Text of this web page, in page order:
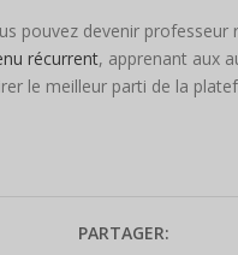
pouvez devenir professeur
récurrent, apprenant aux
le meilleur parti de la
PARTAGER: